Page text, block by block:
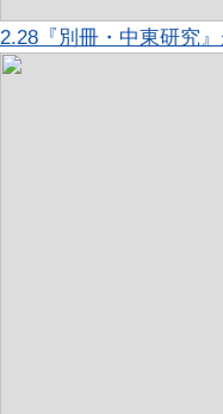
2.28『別冊・中東研究